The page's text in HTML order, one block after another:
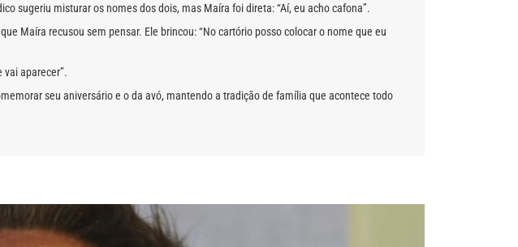
sugeriu misturar os nomes dos dois, mas Maíra foi direta: “Aí, eu acho cafona”.
Maíra recusou sem pensar. Ele brincou: “No cartório posso colocar o nome que eu
vai aparecer”.
seu aniversário e o da avó, mantendo a tradição de família que acontece todo